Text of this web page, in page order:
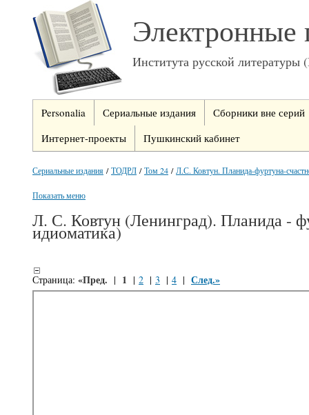
Электронные
Института русской
Personalia Сериальные издания
Сборники вне серий
Интернет-проекты
Пушкинский кабинет
Сериальные издания /ТОДРЛ /Том 24 /Л.С. Ковтун. Планида-фуртуна-
Показать меню
Л. С. Ковтун (Ленинград). Планида -
идиоматика)
Страница: «Пред. | 1 | 2 | 3 | 4 | След.»